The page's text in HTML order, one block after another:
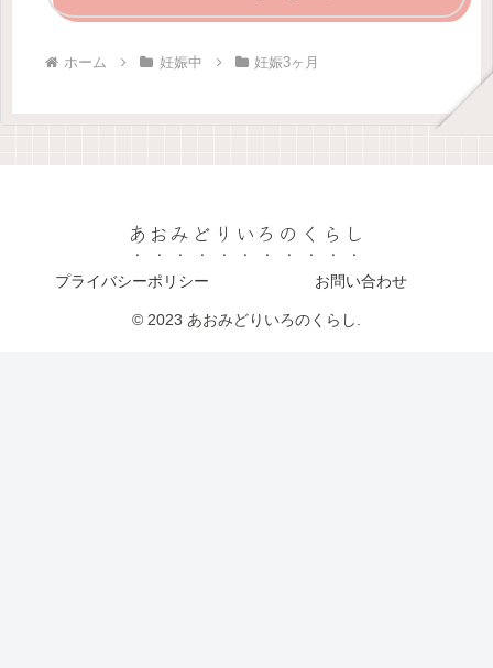
ホーム 妊娠中 妊娠3ヶ月
あおみどりいろのくらし
プライバシーポリシー お問い合わせ
© 2023 あおみどりいろのくらし.